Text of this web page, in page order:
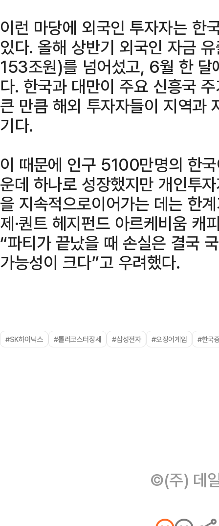
이런 마당에 외국인 투자자는 한
있다. 올해 상반기 외국인 자금
153조원)를 넘어섰고, 6월 한
다. 한국과 대만이 주요 신흥국
큰 만큼 해외 투자자들이 지역과
기다.
이 때문에 인구 5100만명의 한
운데 하나로 성장했지만 개인투
을 지속적으로이어가는 데는 한
제·퀀트 헤지펀드 아르케비움 캐
“파티가 끝났을 때 손실은 결국
가능성이 크다”고 우려했다.
#SK하이닉스 #롤러코스터장세 #삼성전자 #오징어게임 #한국
©(주) 데